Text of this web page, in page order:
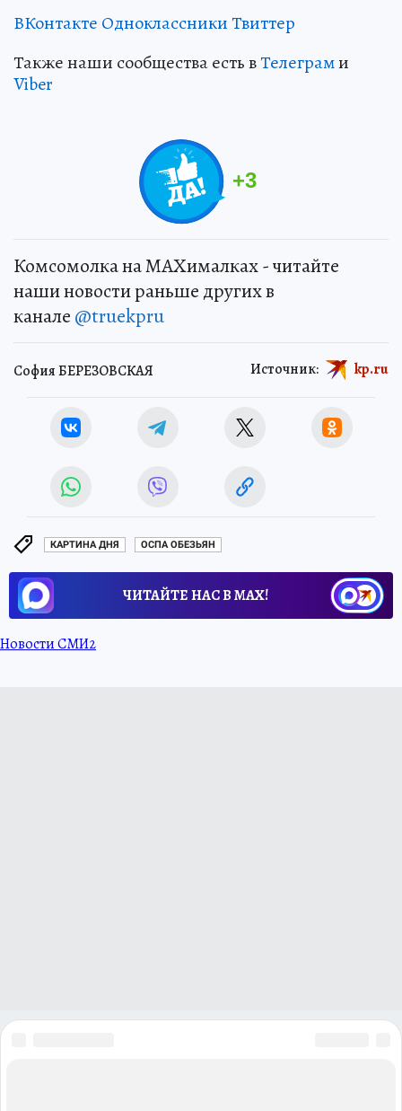
ВКонтакте ОдноклассникиТвиттер
Также наши сообщества есть вТелеграми
Viber
+3
Комсомолка на MAXималках - читайте
наши новости раньше других в
канале @truekpru
София БЕРЕЗОВСКАЯ Источник: kp.ru
КАРТИНА ДНЯ ОСПА ОБЕЗЬЯН
ЧИТАЙТЕ НАС В МАХ!
Новости СМИ2